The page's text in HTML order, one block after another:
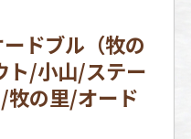
ドブル（牧の
ト/小山/ステー
の里/オード